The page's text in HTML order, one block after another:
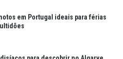
em Portugal ideais para férias